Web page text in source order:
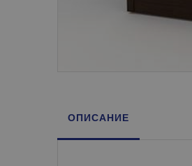
ОПИСАНИЕ